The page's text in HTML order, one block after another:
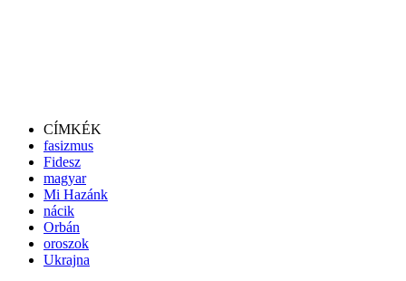
CÍMKÉK
fasizmus
Fidesz
magyar
Mi Hazánk
nácik
Orbán
oroszok
Ukrajna